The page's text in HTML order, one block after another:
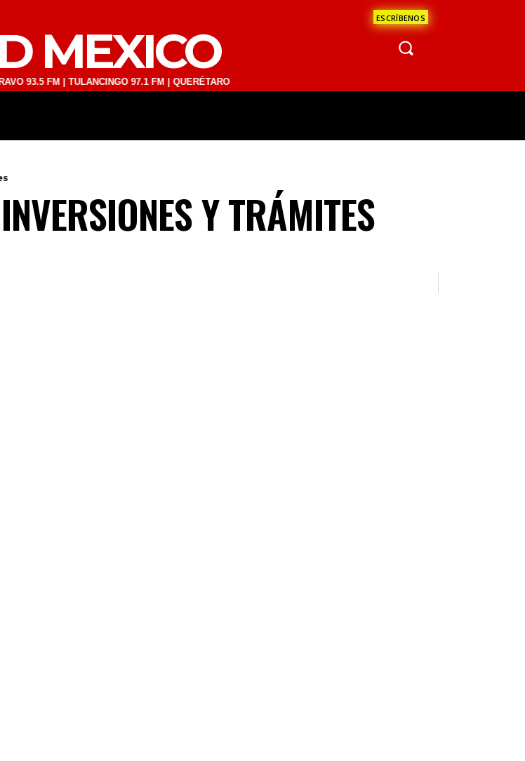
ESCRÍBENOS
MEXICO
FM | TULANCINGO 97.1 FM | QUERÉTARO 103.1 FM | SAN JUAN DEL RÍO 93.1 FM | GUADALAJARA 1510 AM | LA
Y TRÁMITES